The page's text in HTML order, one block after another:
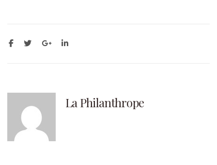
La Philanthrope